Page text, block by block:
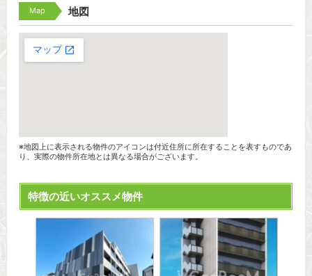
Map 地図
※地図上に表示される物件のアイコンは付近住所に所在することを表すものであ
り、実際の物件所在地とは異なる場合がございます。
特徴の近いオススメ物件